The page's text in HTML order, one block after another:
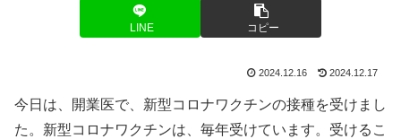
LINE コピー
2024.12.16 2024.12.17
今日は、開業医で、新型コロナワクチンの接種を受けまし
た。新型コロナワクチンは、毎年受けています。受けるこ